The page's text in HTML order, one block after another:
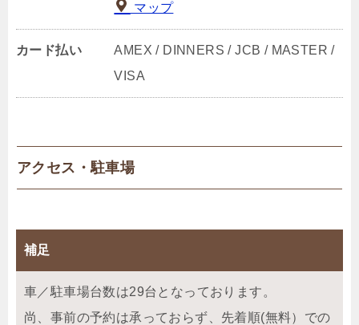
マップ
カード払い
AMEX / DINNERS / JCB / MASTER /
VISA
アクセス・駐車場
補足
車／駐車場台数は29台となっております。
尚、事前の予約は承っておらず、先着順(無料）での